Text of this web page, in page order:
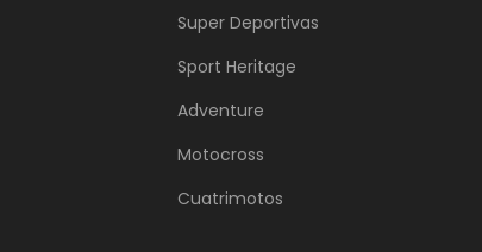
Super Deportivas
Sport Heritage
Adventure
Motocross
Cuatrimotos